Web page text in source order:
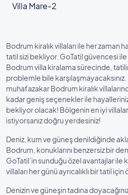
Villa Mare-2
Bodrum kiralık villaları ile her zaman
tatil sizi bekliyor. GoTatil güvencesi
Bodrum villa kiralama sürecinde,
problemle bile karşılaşmayacaksınız.
muhafazakar Bodrum kiralık
kadar geniş seçenekler ile
bekliyor olacak! Bölgenin en iyi
istiyorsanız doğru yerdesiniz!
Deniz, kum ve güneş denildiğinde
Bodrum, konuklarını benzersiz bir
GoTatil’in sunduğu özel avantajlar
villaları her günü ayrıcalıklı bir tatil için
Denizin ve güneşin tadına